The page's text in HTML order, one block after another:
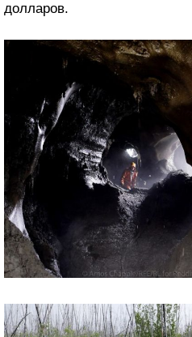
долларов.